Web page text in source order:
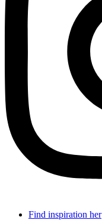
Find inspiration her